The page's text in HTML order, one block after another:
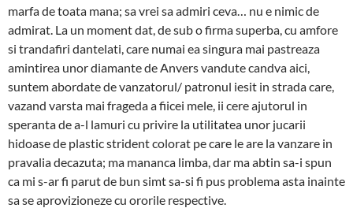
marfa de toata mana; sa vrei sa admiri ceva… nu e nimic de
admirat. La un moment dat, de sub o firma superba, cu amfore
si trandafiri dantelati, care numai ea singura mai pastreaza
amintirea unor diamante de Anvers vandute candva aici,
suntem abordate de vanzatorul/ patronul iesit in strada care,
vazand varsta mai frageda a fiicei mele, ii cere ajutorul in
speranta de a-l lamuri cu privire la utilitatea unor jucarii
hidoase de plastic strident colorat pe care le are la vanzare in
pravalia decazuta; ma mananca limba, dar ma abtin sa-i spun
ca mi s-ar fi parut de bun simt sa-si fi pus problema asta inainte
sa se aprovizioneze cu ororile respective.